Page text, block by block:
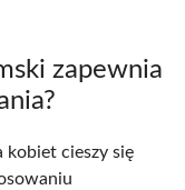
zapewnia
kobiet cieszy się